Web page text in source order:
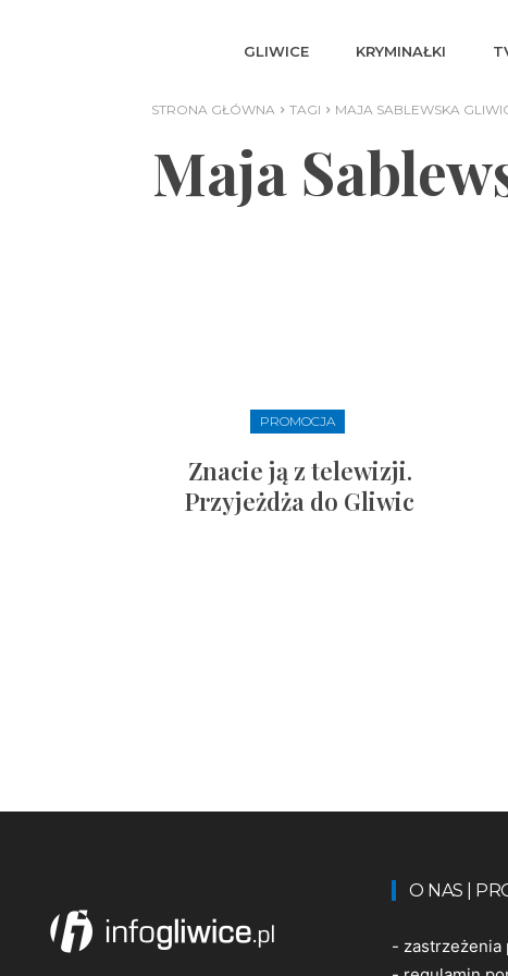
GLIWICE KRYMINAŁKI
STRONA GŁÓWNA TAGI MAJA SABLEWSKA
Maja
PROMOCJA
Znacie ją z telewizji.
Przyjeżdża do Gliwic
O NAS |
- zastrzeżenia